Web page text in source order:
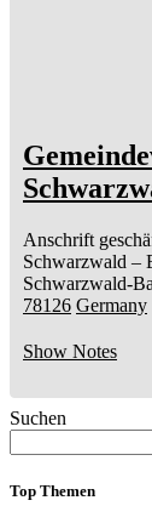
Anschrift
Schwarzwald –
Schwarzwald-
78126 Germany
Show Notes
Suchen
Top Themen